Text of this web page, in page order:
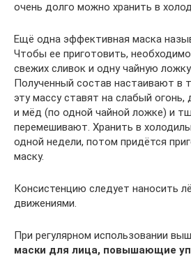
очень долго можно хранить в
Ещё одна эффективная маска
Чтобы ее приготовить,
свежих сливок и одну чайную
Полученный состав настаивают в
эту массу ставят на слабый огонь,
и мёд (по одной чайной ложке) и
перемешивают. Хранить в
одной недели, потом придётся
маску.
Консистенцию следует наносить
движениями.
При регулярном использовании
маски для лица, повышающие